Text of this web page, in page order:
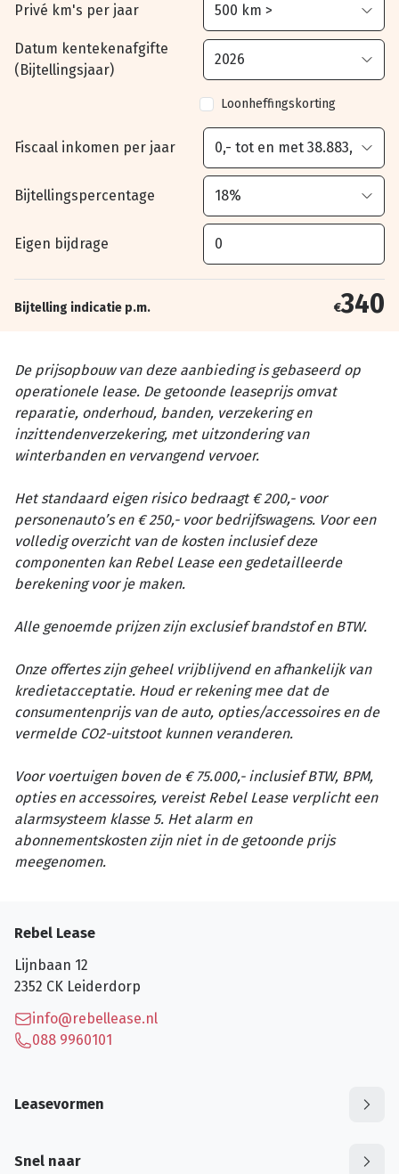
Privé km's per jaar
Datum kentekenafgifte
(Bijtellingsjaar)
Loonheffingskorting
Fiscaal inkomen per jaar
Bijtellingspercentage
Eigen bijdrage
Bijtelling indicatie p.m. €340
De prijsopbouw van deze aanbieding is gebaseerd op
operationele lease. De getoonde leaseprijs omvat
reparatie, onderhoud, banden, verzekering en
inzittendenverzekering, met uitzondering van
winterbanden en vervangend vervoer.
Het standaard eigen risico bedraagt € 200,- voor
personenauto’s en € 250,- voor bedrijfswagens. Voor een
volledig overzicht van de kosten inclusief deze
componenten kan Rebel Lease een gedetailleerde
berekening voor je maken.
Alle genoemde prijzen zijn exclusief brandstof en BTW.
Onze offertes zijn geheel vrijblijvend en afhankelijk van
kredietacceptatie. Houd er rekening mee dat de
consumentenprijs van de auto, opties/accessoires en de
vermelde CO2-uitstoot kunnen veranderen.
Voor voertuigen boven de € 75.000,- inclusief BTW, BPM,
opties en accessoires, vereist Rebel Lease verplicht een
alarmsysteem klasse 5. Het alarm en
abonnementskosten zijn niet in de getoonde prijs
meegenomen.
Rebel Lease
Lijnbaan 12
2352 CK Leiderdorp
info@rebellease.nl
088 9960101
Leasevormen
Snel naar